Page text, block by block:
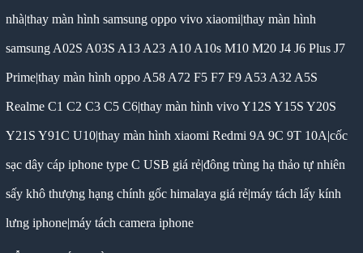
nhà|thay màn hình samsung oppo vivo xiaomi|thay màn hình
samsung A02S A03S A13 A23 A10 A10s M10 M20 J4 J6 Plus J7
Prime|thay màn hình oppo A58 A72 F5 F7 F9 A53 A32 A5S
Realme C1 C2 C3 C5 C6|thay màn hình vivo Y12S Y15S Y20S
Y21S Y91C U10|thay màn hình xiaomi Redmi 9A 9C 9T 10A|cốc
sạc dây cáp iphone type C USB giá rẻ|đông trùng hạ thảo tự nhiên
sấy khô thượng hạng chính gốc himalaya giá rẻ|máy tách lấy kính
lưng iphone|máy tách camera iphone